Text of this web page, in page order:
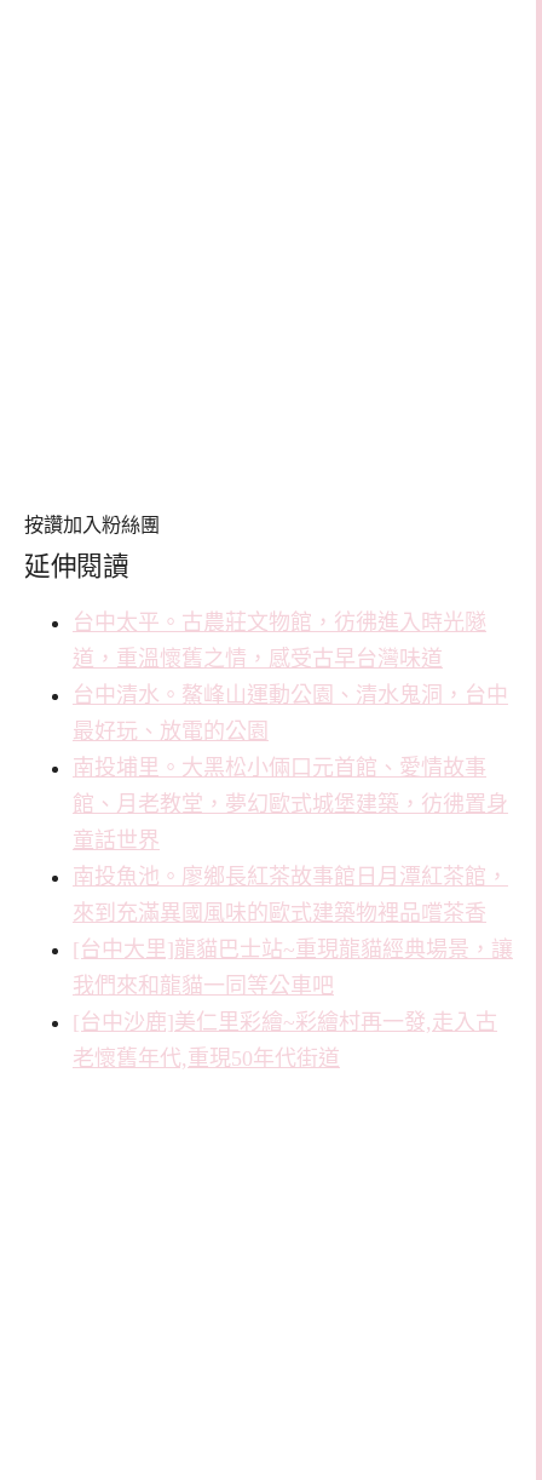
按讚加入粉絲團
延伸閱讀
台中太平。古農莊文物館，彷彿進入時光隧
道，重溫懷舊之情，感受古早台灣味道
台中清水。鰲峰山運動公園、清水鬼洞，台中
最好玩、放電的公園
南投埔里。大黑松小倆口元首館、愛情故事
館、月老教堂，夢幻歐式城堡建築，彷彿置身
童話世界
南投魚池。廖鄉長紅茶故事館日月潭紅茶館，
來到充滿異國風味的歐式建築物裡品嚐茶香
[台中大里]龍貓巴士站~重現龍貓經典場景，讓
我們來和龍貓一同等公車吧
[台中沙鹿]美仁里彩繪~彩繪村再一發,走入古
老懷舊年代,重現50年代街道